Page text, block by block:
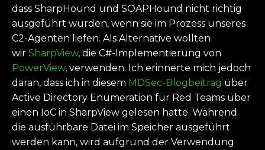
dass SharpHound und SOAPHound nicht richtig
ausgeführt wurden, wenn sie im Prozess unseres
C2-Agenten liefen. Als Alternative wollten
wir SharpView, die C#-Implementierung von
PowerView, verwenden. Ich erinnerte mich jedoch
daran, dass ich in diesem MDSec-Blogbeitrag über
Active Directory Enumeration für Red Teams über
einen IoC in SharpView gelesen hatte. Während
die ausführbare Datei im Speicher ausgeführt
werden kann, wird aufgrund der Verwendung